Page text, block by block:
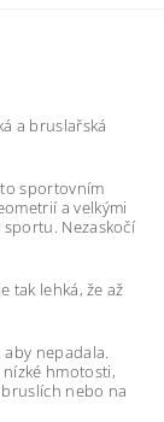
a bruslařská
sportovním
a velkými
Nezaskočí
tak lehká, že až
nepadala.
hmotosti,
nebo na